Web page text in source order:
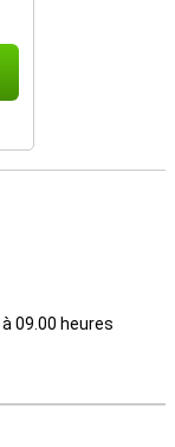
à 09.00 heures